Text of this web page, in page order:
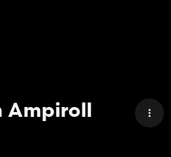
Ampiroll